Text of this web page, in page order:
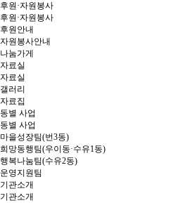
후원·자원봉사
후원·자원봉사
후원안내
자원봉사안내
나눔가게
자료실
자료실
갤러리
자료집
동별 사업
동별 사업
마을성장팀(번3동)
희망동행팀(우이동·수유1동)
행복나눔팀(수유2동)
운영지원팀
기관소개
기관소개